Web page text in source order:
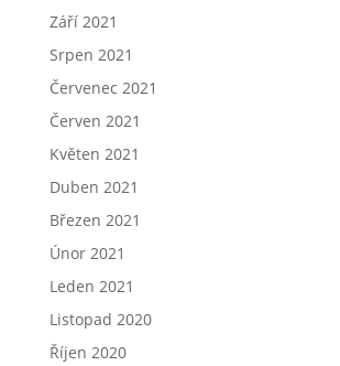
Září 2021
Srpen 2021
Červenec 2021
Červen 2021
Květen 2021
Duben 2021
Březen 2021
Únor 2021
Leden 2021
Listopad 2020
Říjen 2020